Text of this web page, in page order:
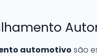
automotivo são